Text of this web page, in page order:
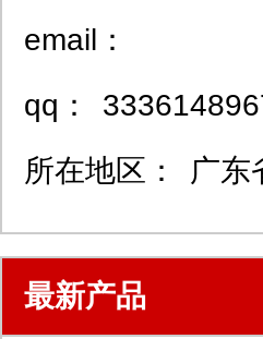
email：
qq：
所在地区：
广东
最新产品